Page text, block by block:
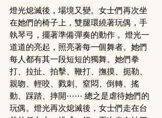
燈光熄滅後，場境又變。女士們再次坐
在她們的椅子上，雙腿環繞著玩偶，手
執琴弓，擺著準備彈奏的動作 。燈光一
道道的亮起，照亮著每一個舞者。她們
每人都有其一段短短的獨舞。她們拳
打、拉扯、拍擊、鞭打、撫摸、扼勒、
親吻、輕咬、戮刺、窒悶、倒轉、搖
動、踩踏、摔開⋯⋯ 總之是虐待她們的
玩偶。燈光再次熄滅後，女士們走在台